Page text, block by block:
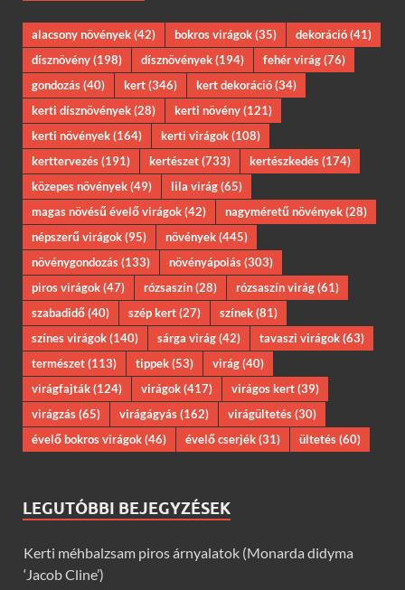
alacsony növények(42) bokros virágok(35) dekoráció(41)
dísznövény(198) dísznövények(194) fehér virág(76)
gondozás(40) kert(346) kert dekoráció(34)
kerti dísznövények(28) kerti növény(121)
kerti növények(164) kerti virágok(108)
kerttervezés(191) kertészet(733) kertészkedés(174)
közepes növények(49) lila virág(65)
magas növésű évelő virágok(42) nagyméretű növények(28)
népszerű virágok(95) növények(445)
növénygondozás(133) növényápolás(303)
piros virágok(47) rózsaszín(28) rózsaszín virág(61)
szabadidő(40) szép kert(27) színek(81)
színes virágok(140) sárga virág(42) tavaszi virágok(63)
természet(113) tippek(53) virág(40)
virágfajták(124) virágok(417) virágos kert(39)
virágzás(65) virágágyás(162) virágültetés(30)
évelő bokros virágok(46) évelő cserjék(31) ültetés(60)
LEGUTÓBBI BEJEGYZÉSEK
Kerti méhbalzsam piros árnyalatok (Monarda didyma
‘Jacob Cline’)